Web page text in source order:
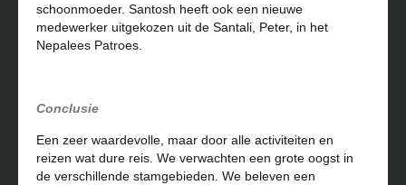
schoonmoeder. Santosh heeft ook een nieuwe
medewerker uitgekozen uit de Santali, Peter, in het
Nepalees Patroes.
Conclusie
Een zeer waardevolle, maar door alle activiteiten en
reizen wat dure reis. We verwachten een grote oogst in
de verschillende stamgebieden. We beleven een